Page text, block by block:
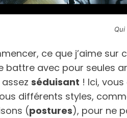
Qui
ce que j’aime sur
battre avec pour seules
assez séduisant ! Ici,
différents styles,
(postures), pour ne